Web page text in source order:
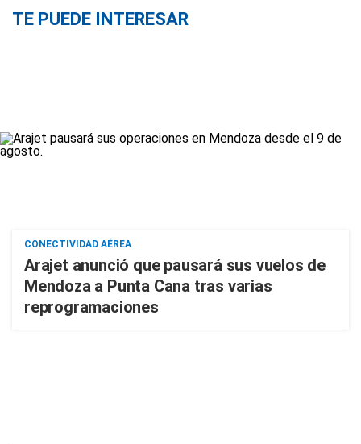
TE PUEDE INTERESAR
CONECTIVIDAD AÉREA
Arajet anunció que pausará sus vuelos de
Mendoza a Punta Cana tras varias
reprogramaciones